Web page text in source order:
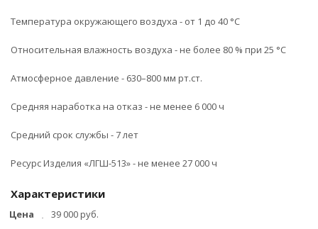
Температура окружающего воздуха - от 1 до 40 °С
Относительная влажность воздуха - не более 80 % при 25 °С
Атмосферное давление - 630–800 мм рт.ст.
Средняя наработка на отказ - не менее 6 000 ч
Средний срок службы - 7 лет
Ресурс Изделия «ЛГШ-513» - не менее 27 000 ч
Характеристики
Цена 39 000 руб.